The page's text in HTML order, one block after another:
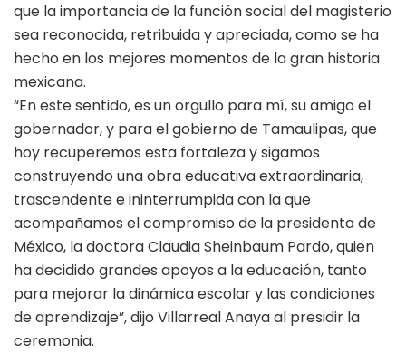
que la importancia de la función social del magisterio
sea reconocida, retribuida y apreciada, como se ha
hecho en los mejores momentos de la gran historia
mexicana.
“En este sentido, es un orgullo para mí, su amigo el
gobernador, y para el gobierno de Tamaulipas, que
hoy recuperemos esta fortaleza y sigamos
construyendo una obra educativa extraordinaria,
trascendente e ininterrumpida con la que
acompañamos el compromiso de la presidenta de
México, la doctora Claudia Sheinbaum Pardo, quien
ha decidido grandes apoyos a la educación, tanto
para mejorar la dinámica escolar y las condiciones
de aprendizaje”, dijo Villarreal Anaya al presidir la
ceremonia.